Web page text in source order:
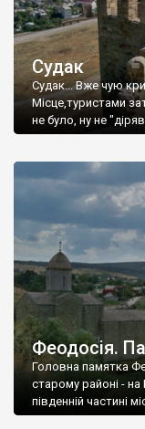
Судак
Судак... Вже чую
Місце,туристами
не було, ну не
Феодосія.
Головна памятка
старому районі - на
південній частині